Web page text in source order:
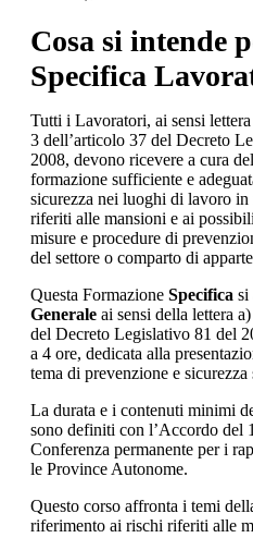
Cosa si intende
Specifica
Tutti i Lavoratori, ai sensi
3 dell’articolo 37 del Decreto
2008, devono ricevere a cura
formazione sufficiente e
sicurezza nei luoghi di lavoro in
riferiti alle mansioni e ai
misure e procedure di
del settore o comparto di
Questa Formazione Specifica si
Generale ai sensi della lettera
del Decreto Legislativo 81 del
a 4 ore, dedicata alla
tema di prevenzione e
La durata e i contenuti minimi
sono definiti con l’Accordo del
Conferenza permanente per i
le Province Autonome.
Questo corso affronta i temi
riferimento ai rischi riferiti alle